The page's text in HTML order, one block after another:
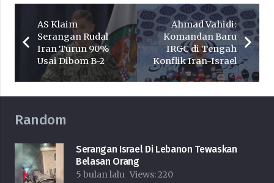
AS Klaim
Serangan Rudal
Iran Turun 90%
Usai Dibom B-2
Ahmad Vahidi:
Komandan Baru
IRGC di Tengah
Konflik Iran-Israel
Random
Serangan Israel Di Lebanon Tewaskan
Belasan Orang
5 bulan lalu Views:220